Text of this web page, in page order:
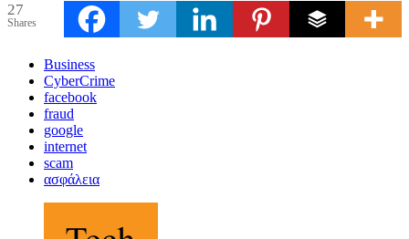
27
Shares
Business
CyberCrime
facebook
fraud
google
internet
scam
ασφάλεια